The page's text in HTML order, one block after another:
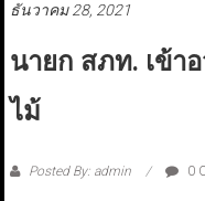
ธันวาคม 28, 2021
นายก สภท. เข้า
ไม้
Posted By: admin 0